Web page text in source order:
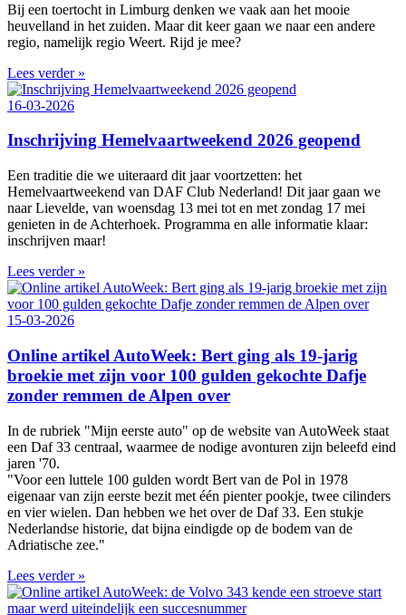
Bij een toertocht in Limburg denken we vaak aan het mooie
heuvelland in het zuiden. Maar dit keer gaan we naar een andere
regio, namelijk regio Weert. Rijd je mee?
Lees verder »
16-03-2026
Inschrijving Hemelvaartweekend 2026 geopend
Een traditie die we uiteraard dit jaar voortzetten: het
Hemelvaartweekend van DAF Club Nederland! Dit jaar gaan we
naar Lievelde, van woensdag 13 mei tot en met zondag 17 mei
genieten in de Achterhoek. Programma en alle informatie klaar:
inschrijven maar!
Lees verder »
15-03-2026
Online artikel AutoWeek: Bert ging als 19-jarig
broekie met zijn voor 100 gulden gekochte Dafje
zonder remmen de Alpen over
In de rubriek "Mijn eerste auto" op de website van AutoWeek staat
een Daf 33 centraal, waarmee de nodige avonturen zijn beleefd eind
jaren '70.
"Voor een luttele 100 gulden wordt Bert van de Pol in 1978
eigenaar van zijn eerste bezit met één pienter pookje, twee cilinders
en vier wielen. Dan hebben we het over de Daf 33. Een stukje
Nederlandse historie, dat bijna eindigde op de bodem van de
Adriatische zee."
Lees verder »